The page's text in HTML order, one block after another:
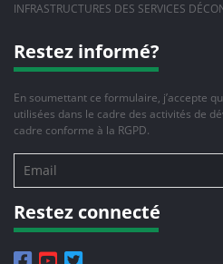
INFRASTRUCTURES DES SERVICES
Restez informé?
En soumettant ce formulaire, j’accepte
utilisées dans le cadre des activités de
cadre conforme à la RGPD.
Restez connecté